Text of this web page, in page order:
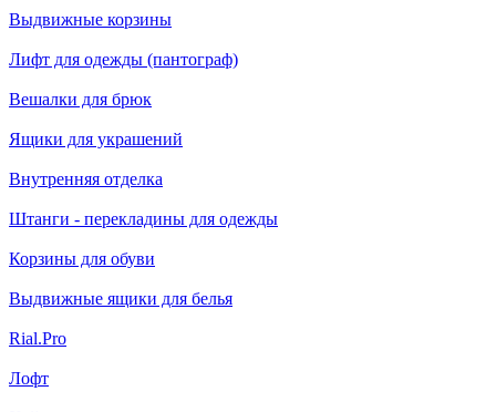
Выдвижные корзины
Лифт для одежды (пантограф)
Вешалки для брюк
Ящики для украшений
Внутренняя отделка
Штанги - перекладины для одежды
Корзины для обуви
Выдвижные ящики для белья
Rial.Pro
Лофт